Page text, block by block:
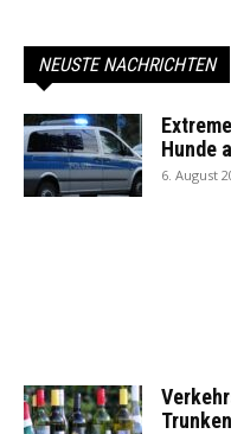
NEUSTE NACHRICHTEN
Hunde
6. August